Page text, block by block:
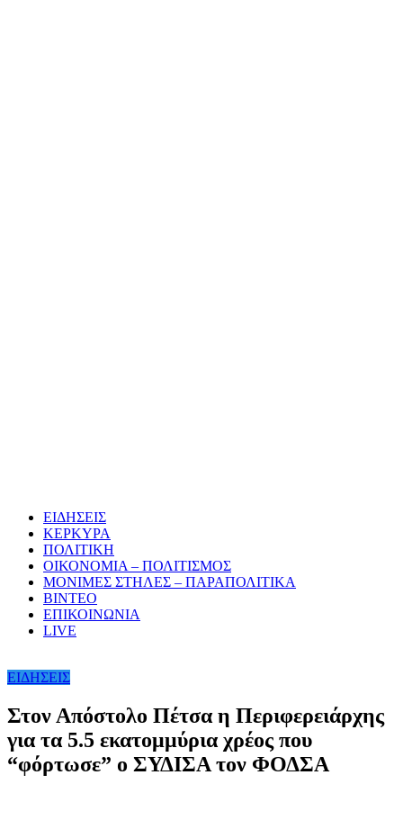
ΕΙΔΗΣΕΙΣ
ΚΕΡΚΥΡΑ
ΠΟΛΙΤΙΚΗ
ΟΙΚΟΝΟΜΙΑ – ΠΟΛΙΤΙΣΜΟΣ
ΜΟΝΙΜΕΣ ΣΤΗΛΕΣ – ΠΑΡΑΠΟΛΙΤΙΚΑ
ΒΙΝΤΕΟ
ΕΠΙΚΟΙΝΩΝΙΑ
LIVE
ΕΙΔΗΣΕΙΣ
Στον Απόστολο Πέτσα η Περιφερειάρχης
για τα 5.5 εκατομμύρια χρέος που
“φόρτωσε” ο ΣΥΔΙΣΑ τον ΦΟΔΣΑ